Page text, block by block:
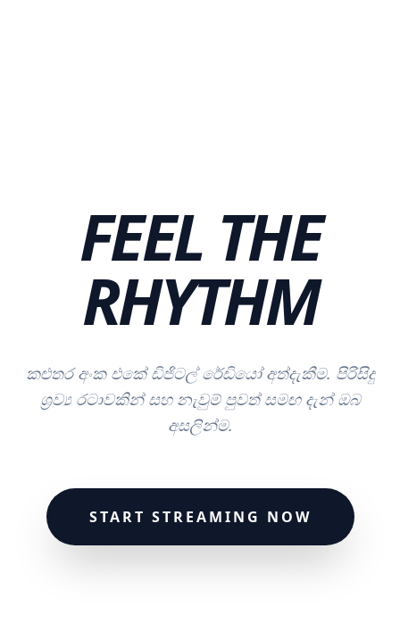
FEEL THE
RHYTHM
කළුතර අංක එකේ ඩිජිටල් රේඩියෝ අත්දැකීම. පිරිසිදු
ශ්‍රව්‍ය රටාවකින් සහ නැවුම් පුවත් සමඟ දැන් ඔබ
අසලින්ම.
START STREAMING NOW